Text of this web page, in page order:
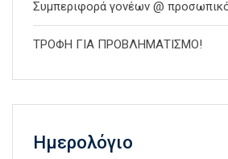
Συμπεριφορά γονέων @
ΤΡΟΦΗ ΓΙΑ ΠΡΟΒΛΗΜΑΤΙΣΜΟ!
Ημερολόγιο